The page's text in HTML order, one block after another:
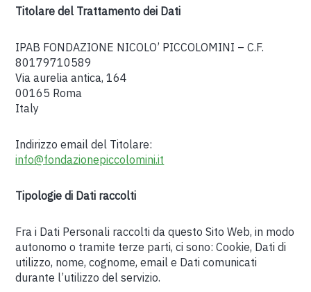
Titolare del Trattamento dei Dati
IPAB FONDAZIONE NICOLO’ PICCOLOMINI – C.F.
80179710589
Via aurelia antica, 164
00165 Roma
Italy
Indirizzo email del Titolare:
info@fondazionepiccolomini.it
Tipologie di Dati raccolti
Fra i Dati Personali raccolti da questo Sito Web, in modo
autonomo o tramite terze parti, ci sono: Cookie, Dati di
utilizzo, nome, cognome, email e Dati comunicati
durante l’utilizzo del servizio.